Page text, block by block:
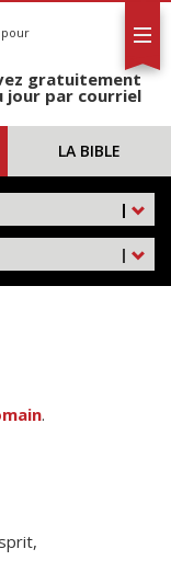
pour
gratuitement
jour par courriel
LA BIBLE
|
|
.